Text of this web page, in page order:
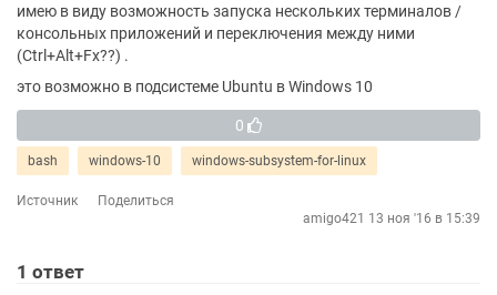
имею в виду возможность запуска нескольких терминалов /
консольных приложений и переключения между ними
(Ctrl+Alt+Fx??) .
это возможно в подсистеме Ubuntu в Windows 10
0
bash windows-10 windows-subsystem-for-linux
Источник
Поделиться
amigo421 13 ноя '16 в 15:39
1 ответ